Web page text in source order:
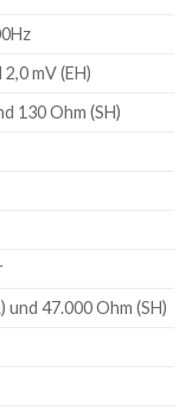
2,0 mV (EH)
130 Ohm (SH)
und 47.000 Ohm (SH)